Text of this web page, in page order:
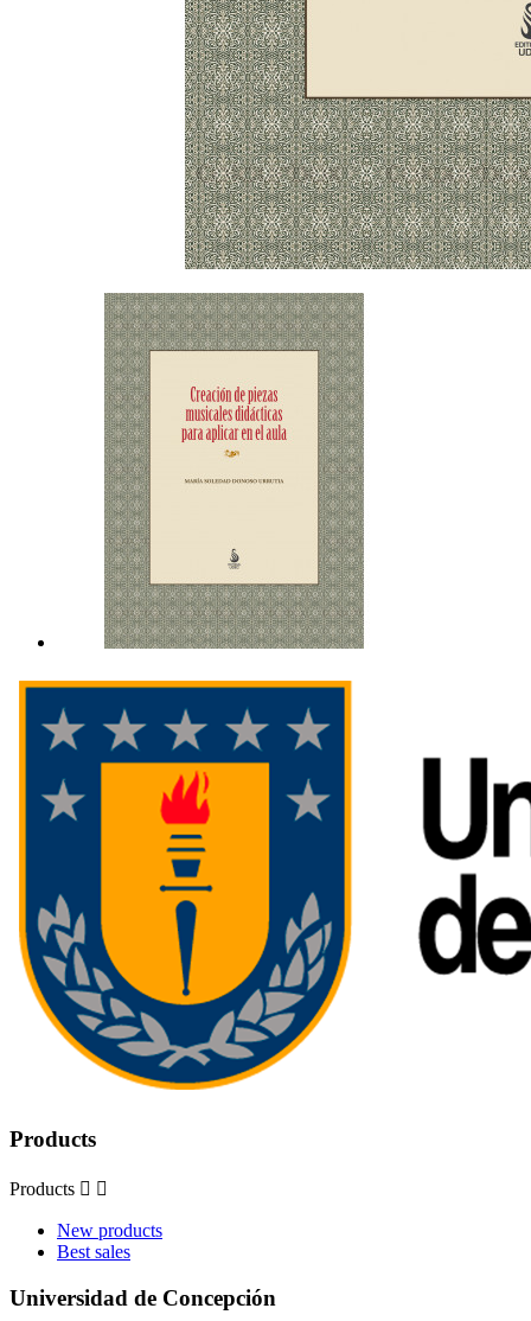
Products
Products  
New products
Best sales
Universidad de Concepción